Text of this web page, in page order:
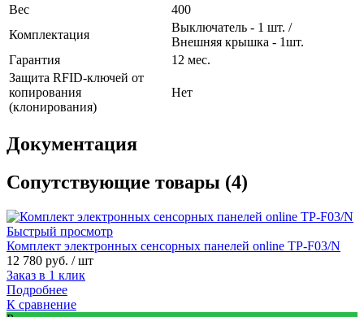
Вес
400
Комплектация
Выключатель - 1 шт. /
Внешняя крышка - 1шт.
Гарантия
12 мес.
Защита RFID-ключей от
копирования
(клонирования)
Нет
Документация
Сопутствующие товары (4)
Быстрый просмотр
Комплект электронных сенсорных панелей online TP-F03/N
12 780 руб. / шт
Заказ в 1 клик
Подробнее
К сравнение